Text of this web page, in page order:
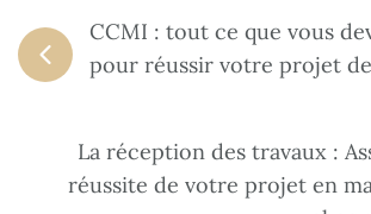
CCMI : tout ce que vous
pour réussir votre projet
La réception des travaux :
réussite de votre projet en